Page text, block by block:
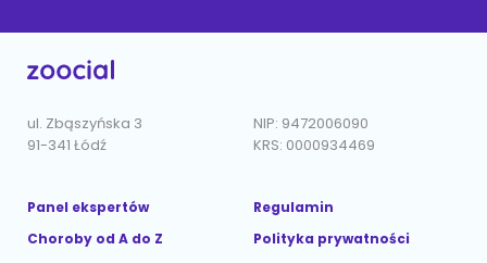
ul. Zbąszyńska 3
91-341 Łódź
NIP: 9472006090
KRS: 0000934469
Panel ekspertów
Choroby od A do Z
Regulamin
Polityka prywatności